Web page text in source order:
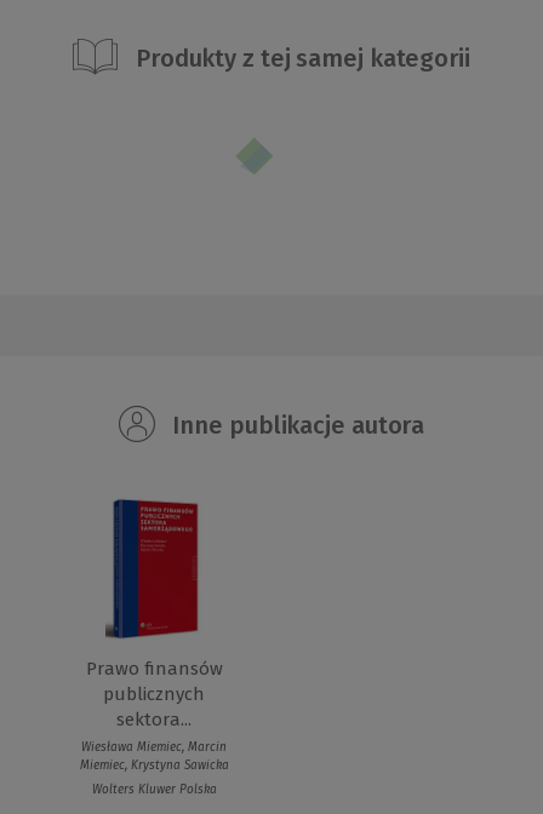
Produkty z tej samej kategorii
Inne publikacje autora
Prawo finansów
publicznych
sektora...
Wiesława Miemiec, Marcin
Miemiec, Krystyna Sawicka
Wolters Kluwer Polska